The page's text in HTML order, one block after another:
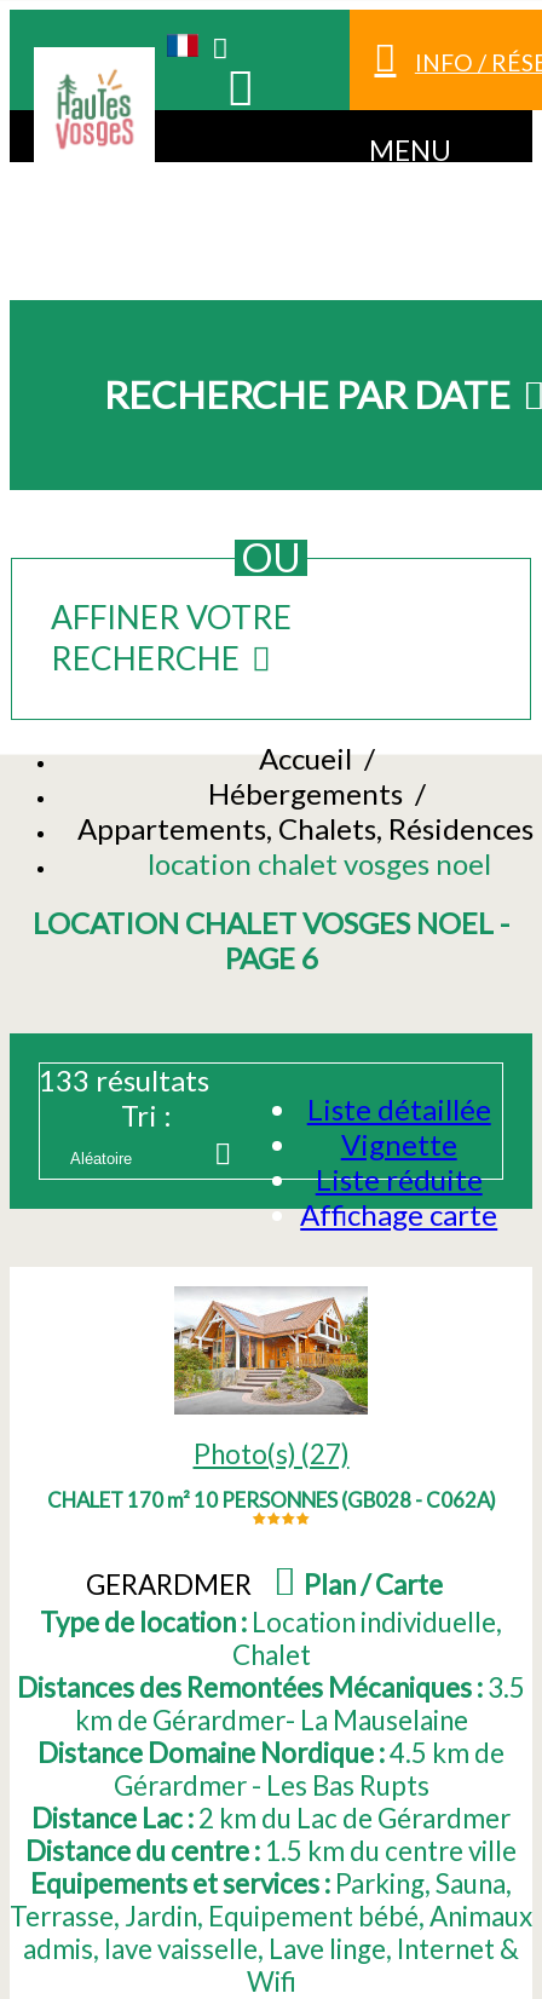
INFO /
MENU
RECHERCHE PAR DATE
OU
AFFINER VOTRE
RECHERCHE
Accueil/
Hébergements /
Appartements, Chalets, Résidences
location chalet vosges noel
LOCATION CHALET VOSGES NOEL -
PAGE 6
Liste détaillée
Vignette
Liste réduite
Affichage carte
133 résultats
Tri :
Photo(s) (27)
CHALET 170 m² 10 PERSONNES(GB028 - C062A)
GERARDMER Plan / Carte)
Type de location : Location individuelle
Chalet
Distances des Remontées Mécaniques :3.5
km de Gérardmer- La Mauselaine
Distance Domaine Nordique :4.5 km de
Gérardmer - Les Bas Rupts
Distance Lac :2 km du Lac de Gérardmer
Distance du centre : 1.5 km du centre ville
Equipements et services : Parking Sauna
Terrasse Jardin Equipement bébé Animaux
admis lave vaisselle Lave linge Internet &
Wifi